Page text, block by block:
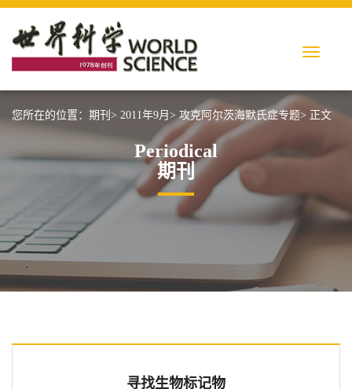
您所在的位置： 期刊> 2011年9月> 攻克阿尔茨海默氏症专题> 正文
Periodical
期刊
寻找生物标记物